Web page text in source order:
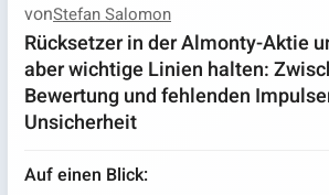
vonStefan Salomon
Rücksetzer in der Almonty-Aktie
aber wichtige Linien halten:
Bewertung und fehlenden
Unsicherheit
Auf einen Blick: